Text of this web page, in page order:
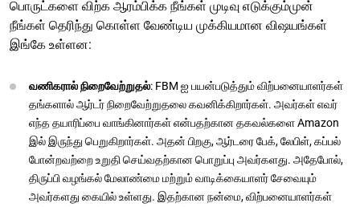
பொருட்களை விற்க ஆரம்பிக்க நீங்கள் முடிவு எடுக்கும்முன்
நீங்கள் தெரிந்து கொள்ள வேண்டிய முக்கியமான விஷயங்கள்
இங்கே உள்ளன:
வணிகரால் நிறைவேற்றுதல்: FBM ஐ பயன்படுத்தும் விற்பனையாளர்கள்
தங்களால் ஆர்டர் நிறைவேற்றுதலை கவனிக்கிறார்கள். அவர்கள் எவர்
எந்த தயாரிப்பை வாங்கினார்கள் என்பதற்கான தகவல்களை Amazon
இல் இருந்து பெறுகிறார்கள். அதன் பிறகு, ஆர்டரை பேக், லேபிள், கப்பல்
போன்றவற்றை உறுதி செய்வதற்கான பொறுப்பு அவர்களது. அதேபோல்,
திருப்பி வழங்கல் மேலாண்மை மற்றும் வாடிக்கையாளர் சேவையும்
அவர்களது கையில் உள்ளது. இதற்கான நன்மை, விற்பனையாளர்கள்